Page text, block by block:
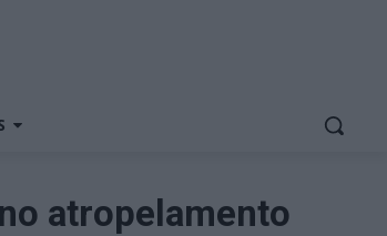
atropelamento